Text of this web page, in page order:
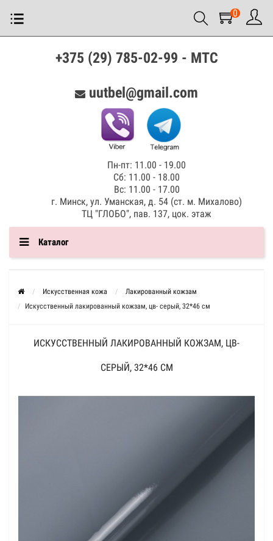
0
+375 (29) 785-02-99 - МТС
uutbel@gmail.com
Пн-пт: 11.00 - 19.00
Сб: 11.00 - 18.00
Вс: 11.00 - 17.00
г. Минск, ул. Уманская, д. 54 (ст. м. Михалово)
ТЦ "ГЛОБО", пав. 137, цок. этаж
Каталог
Искусственная кожа
Лакированный кожзам
Искусственный лакированный кожзам, цв- серый, 32*46 см
ИСКУССТВЕННЫЙ ЛАКИРОВАННЫЙ КОЖЗАМ, ЦВ-
СЕРЫЙ, 32*46 СМ